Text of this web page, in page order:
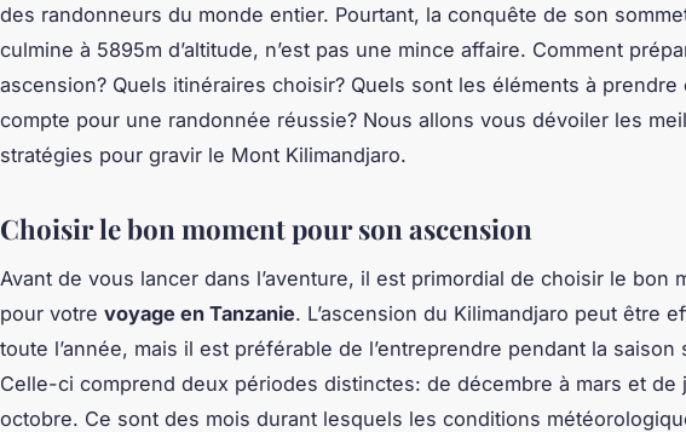
des randonneurs du monde entier. Pourtant, la conquête de son
culmine à 5895m d’altitude, n’est pas une mince affaire. Comment
ascension? Quels itinéraires choisir? Quels sont les éléments à prendre
compte pour une randonnée réussie? Nous allons vous dévoiler les
stratégies pour gravir le Mont Kilimandjaro.
Choisir le bon moment pour son ascension
Avant de vous lancer dans l’aventure, il est primordial de choisir le bon
pour votre voyage en Tanzanie. L’ascension du Kilimandjaro peut être
toute l’année, mais il est préférable de l’entreprendre pendant la saison
Celle-ci comprend deux périodes distinctes: de décembre à mars et de
octobre. Ce sont des mois durant lesquels les conditions